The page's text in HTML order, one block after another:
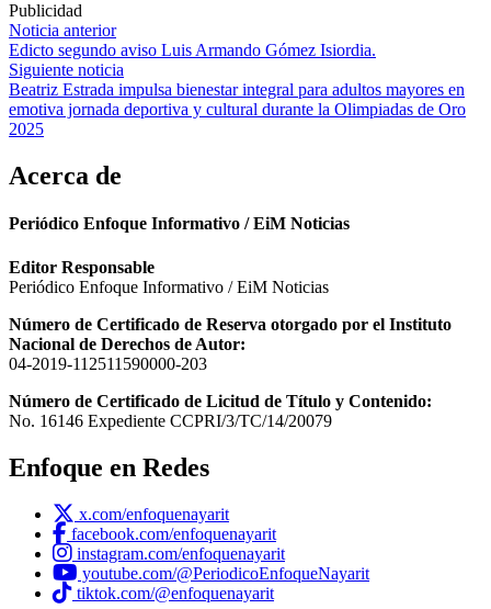
Publicidad
Navegación
de
entradas
Noticia anterior
Edicto segundo aviso Luis Armando Gómez Isiordia.
Siguiente noticia
Beatriz Estrada impulsa bienestar integral para adultos mayores en
emotiva jornada deportiva y cultural durante la Olimpiadas de Oro
2025
Acerca de
Periódico Enfoque Informativo / EiM Noticias
Editor Responsable
Periódico Enfoque Informativo / EiM Noticias
Número de Certificado de Reserva otorgado por el Instituto
Nacional de Derechos de Autor:
04-2019-112511590000-203
Número de Certificado de Licitud de Título y Contenido:
No. 16146 Expediente CCPRI/3/TC/14/20079
Enfoque en Redes
x.com/enfoquenayarit
facebook.com/enfoquenayarit
instagram.com/enfoquenayarit
youtube.com/@PeriodicoEnfoqueNayarit
tiktok.com/@enfoquenayarit